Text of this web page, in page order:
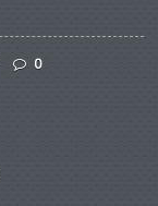
0